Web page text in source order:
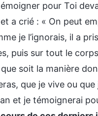
pour Toi
a crié : « On peut
je l’ignorais, il a
puis sur tout le
soit la manière
que je vive ou
et je témoignerai